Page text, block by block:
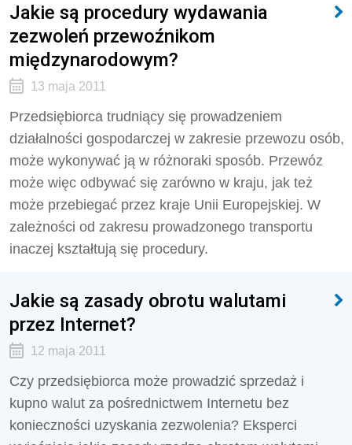
Jakie są procedury wydawania
zezwoleń przewoźnikom
międzynarodowym?
13 maja 2011
Przedsiębiorca trudniący się prowadzeniem
działalności gospodarczej w zakresie przewozu osób,
może wykonywać ją w różnoraki sposób. Przewóz
może więc odbywać się zarówno w kraju, jak też
może przebiegać przez kraje Unii Europejskiej. W
zależności od zakresu prowadzonego transportu
inaczej kształtują się procedury.
Jakie są zasady obrotu walutami
przez Internet?
12 maja 2011
Czy przedsiębiorca może prowadzić sprzedaż i
kupno walut za pośrednictwem Internetu bez
konieczności uzyskania zezwolenia? Eksperci